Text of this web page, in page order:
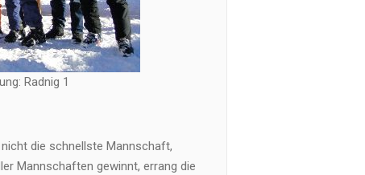
Radnig 1
die schnellste Mannschaft,
Mannschaften gewinnt, errang die